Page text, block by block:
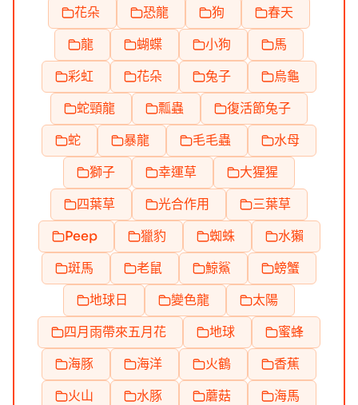
花朵
恐龍 狗
春天
龍
蝴蝶 小狗
馬
彩虹
花朵 兔子
烏龜
蛇頸龍
瓢蟲
復活節兔子
蛇
暴龍 毛毛蟲
水母
獅子
幸運草
大猩猩
四葉草
光合作用
三葉草
Peep
獵豹 蜘蛛
水獺
斑馬
老鼠 鯨鯊
螃蟹
地球日
變色龍
太陽
四月雨帶來五月花
地球
蜜蜂
海豚
海洋 火鶴
香蕉
火山
水豚 蘑菇
海馬